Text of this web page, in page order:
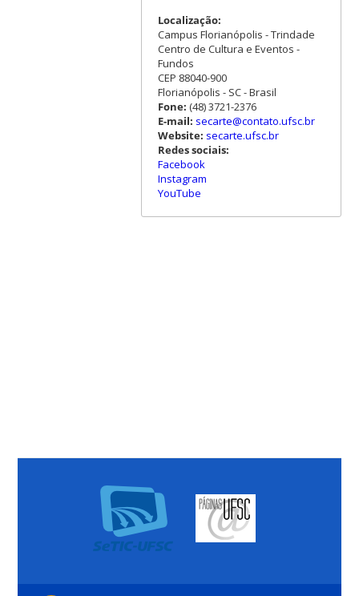
Localização:
Campus Florianópolis - Trindade
Centro de Cultura e Eventos -
Fundos
CEP 88040-900
Florianópolis - SC - Brasil
Fone: (48) 3721-2376
E-mail: secarte@contato.ufsc.br
Website: secarte.ufsc.br
Redes sociais:
Facebook
Instagram
YouTube